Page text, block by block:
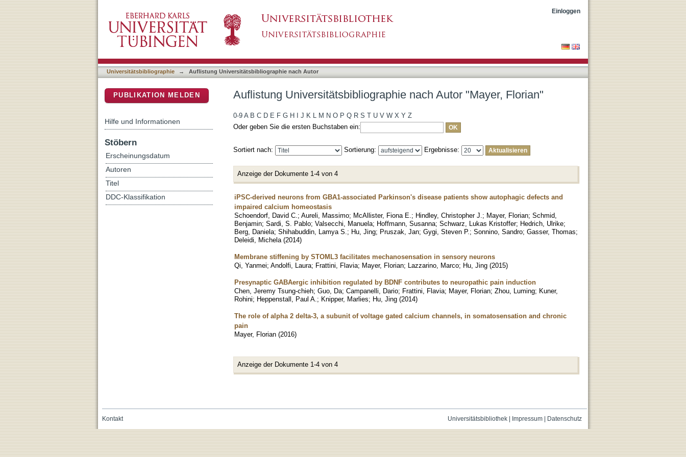
Einloggen
Universitätsbibliographie → Auflistung Universitätsbibliographie nach Autor
Auflistung Universitätsbibliographie nach Autor "Mayer, Florian"
0-9 A B C D E F G H J K L M N O P Q R S T U V W X Y Z
Oder geben Sie die ersten Buchstaben ein:
Sortiert nach: Sortierung: Ergebnisse:
Anzeige der Dokumente 1-4 von 4
iPSC-derived neurons from GBA1-associated Parkinson's disease patients show autophagic defects and
impaired calcium homeostasis
Schoendorf, David C. ; Aureli, Massimo; McAllister, Fiona E. ; Hindley, Christopher J. ; Mayer, Florian; Schmid,
Benjamin; Sardi, S. Pablo; Valsecchi, Manuela; Hoffmann, Susanna; Schwarz, Lukas Kristoffer; Hedrich, Ulrike;
Berg, Daniela; Shihabuddin, Lamya S. ; Hu, Jing; Pruszak, Jan; Gygi, Steven P. ; Sonnino, Sandro; Gasser, Thomas;
Deleidi, Michela (2014)
Membrane stiffening by STOML3 facilitates mechanosensation in sensory neurons
Qi, Yanmei; Andolfi, Laura; Frattini, Flavia; Mayer, Florian; Lazzarino, Marco; Hu, Jing (2015)
Presynaptic GABAergic inhibition regulated by BDNF contributes to neuropathic pain induction
Chen, Jeremy Tsung-chieh; Guo, Da; Campanelli, Dario; Frattini, Flavia; Mayer, Florian; Zhou, Luming; Kuner,
Rohini; Heppenstall, Paul A. ; Knipper, Marlies; Hu, Jing (2014)
The role of alpha 2 delta-3, a subunit of voltage gated calcium channels, in somatosensation and chronic
pain
Mayer, Florian (2016)
Anzeige der Dokumente 1-4 von 4
PUBLIKATION MELDEN
Hilfe und Informationen
Stöbern
Erscheinungsdatum
Autoren
Titel
DDC-Klassifikation
Universitätsbibliothek| Impressum| Datenschutz
Kontakt